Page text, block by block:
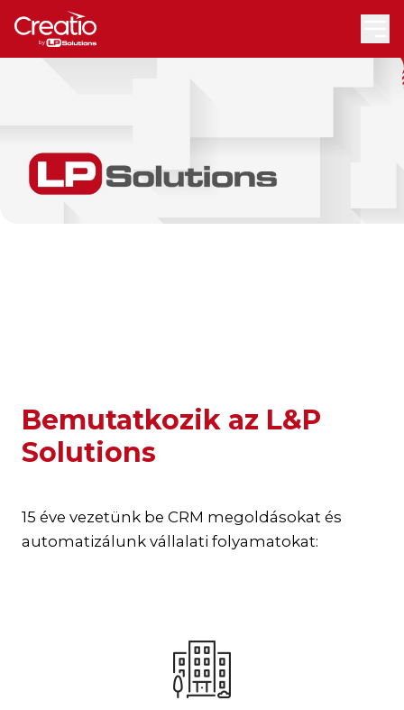
Bemutatkozik az L&P
Solutions
15 éve vezetünk be CRM megoldásokat és
automatizálunk vállalati folyamatokat: